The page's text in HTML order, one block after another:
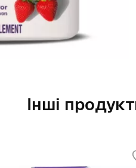
Інші